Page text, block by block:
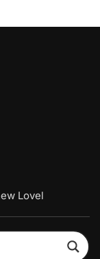
Lovel